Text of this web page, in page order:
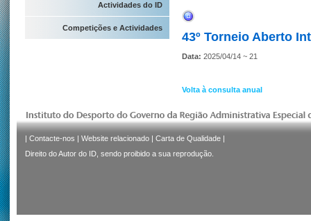
Actividades do ID
Competições e Actividades
43º Torneio Aberto
Data: 2025/04/14 ~ 21
Volta à consulta anual
| Contacte-nos | Website relacionado | Carta de Qualidade |
Direito do Autor do ID, sendo proibido a sua reprodução.